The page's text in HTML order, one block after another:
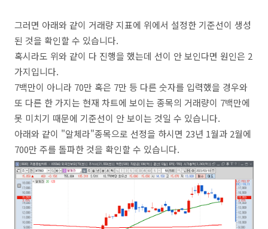
그러면 아래와 같이 거래량 지표에 위에서 설정한 기준선이 생성
된 것을 확인할 수 있습니다.
혹시라도 위와 같이 다 진행을 했는데 선이 안 보인다면 원인은 2
가지입니다.
7백만이 아니라 70만 혹은 7만 등 다른 숫자를 입력했을 경우와
또 다른 한 가지는 현재 차트에 보이는 종목의 거래량이 7백만에
못 미치기 때문에 기준선이 안 보이는 것일 수 있습니다.
아래와 같이 "알체라"종목으로 선정을 하시면 23년 1월과 2월에
700만 주를 돌파한 것을 확인할 수 있습니다.